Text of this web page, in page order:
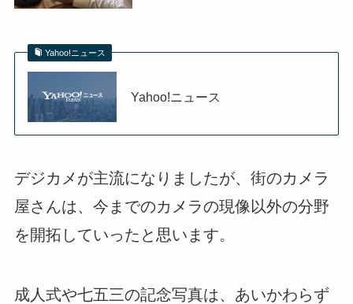
Yahoo!ニュース
Yahoo!ニュース
デジカメが主流になりましたが、街のカメラ
屋さんは、今までのカメラの現像以外の分野
を開拓していったと思います。
成人式や七五三の記念写真は、あいかわらず